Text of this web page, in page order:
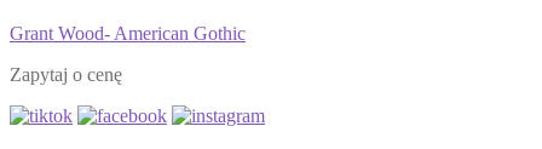
Grant Wood- American Gothic
Zapytaj o cenę